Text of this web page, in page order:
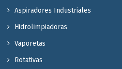
Aspiradores Industriales
Hidrolimpiadoras
Vaporetas
Rotativas